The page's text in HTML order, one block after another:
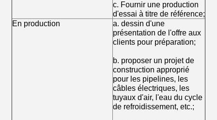
c. Fournir une production
d'essai à titre de référence;
En production
a. dessin d'une
présentation de l'offre aux
clients pour préparation;
b. proposer un projet de
construction approprié
pour les pipelines, les
câbles électriques, les
tuyaux d'air, l'eau du cycle
de refroidissement, etc.;